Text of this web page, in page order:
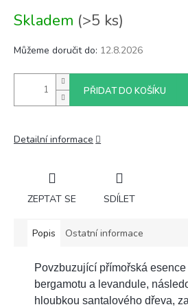
cena:
Skladem (>5 ks)
Můžeme doručit do: 12.8.2026
PŘIDAT DO KOŠÍKU
Detailní informace
ZEPTAT SE SDÍLET
Popis Ostatní informace
Povzbuzující přímořská
bergamotu a levandule,
hloubkou santalového dřeva,